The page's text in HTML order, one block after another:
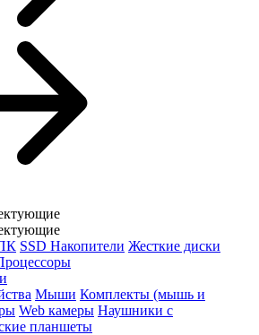
SSD Накопители Жесткие диски
Мыши Комплекты (мышь и
Web камеры Наушники с
планшеты